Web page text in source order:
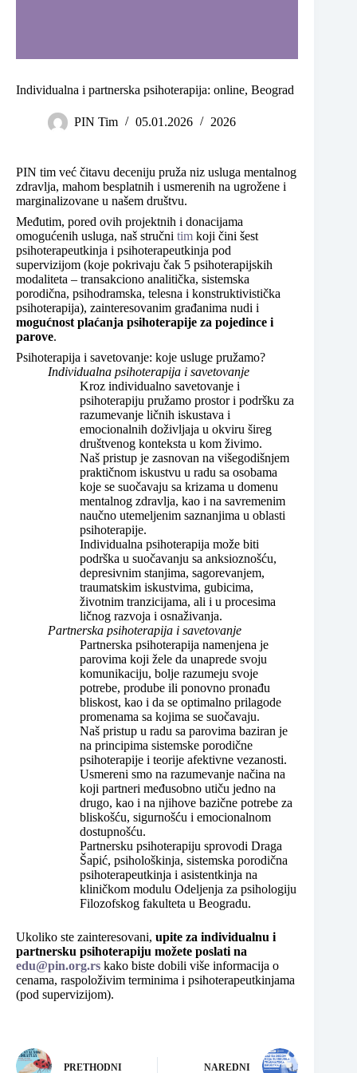
Individualna i partnerska psihoterapija: online, Beograd
PIN Tim 05.01.2026 2026
PIN tim već čitavu deceniju pruža niz usluga mentalnog
zdravlja, mahom besplatnih i usmerenih na ugrožene i
marginalizovane u našem društvu.
Međutim, pored ovih projektnih i donacijama
omogućenih usluga, naš stručni tim koji čini šest
psihoterapeutkinja i psihoterapeutkinja pod
supervizijom (koje pokrivaju čak 5 psihoterapijskih
modaliteta – transakciono analitička, sistemska
porodična, psihodramska, telesna i konstruktivistička
psihoterapija), zainteresovanim građanima nudi i
mogućnost plaćanja psihoterapije za pojedince i
parove.
Psihoterapija i savetovanje: koje usluge pružamo?
Individualna psihoterapija i savetovanje
Kroz individualno savetovanje i
psihoterapiju pružamo prostor i podršku za
razumevanje ličnih iskustava i
emocionalnih doživljaja u okviru šireg
društvenog konteksta u kom živimo.
Naš pristup je zasnovan na višegodišnjem
praktičnom iskustvu u radu sa osobama
koje se suočavaju sa krizama u domenu
mentalnog zdravlja, kao i na savremenim
naučno utemeljenim saznanjima u oblasti
psihoterapije.
Individualna psihoterapija može biti
podrška u suočavanju sa anksioznošću,
depresivnim stanjima, sagorevanjem,
traumatskim iskustvima, gubicima,
životnim tranzicijama, ali i u procesima
ličnog razvoja i osnaživanja.
Partnerska psihoterapija i savetovanje
Partnerska psihoterapija namenjena je
parovima koji žele da unaprede svoju
komunikaciju, bolje razumeju svoje
potrebe, prodube ili ponovno pronađu
bliskost, kao i da se optimalno prilagode
promenama sa kojima se suočavaju.
Naš pristup u radu sa parovima baziran je
na principima sistemske porodične
psihoterapije i teorije afektivne vezanosti.
Usmereni smo na razumevanje načina na
koji partneri međusobno utiču jedno na
drugo, kao i na njihove bazične potrebe za
bliskošću, sigurnošću i emocionalnom
dostupnošću.
Partnersku psihoterapiju sprovodi Draga
Šapić, psihološkinja, sistemska porodična
psihoterapeutkinja i asistentkinja na
kliničkom modulu Odeljenja za psihologiju
Filozofskog fakulteta u Beogradu.
Ukoliko ste zainteresovani, upite za individualnu i
partnersku psihoterapiju možete poslati na
edu@pin.org.rs kako biste dobili više informacija o
cenama, raspoloživim terminima i psihoterapeutkinjama
(pod supervizijom).
PRETHODNI NAREDNI